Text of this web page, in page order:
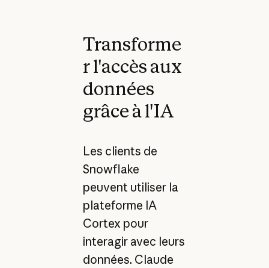
Transforme
r l'accès aux
données
grâce à l'IA
Les clients de
Snowflake
peuvent utiliser la
plateforme IA
Cortex pour
interagir avec leurs
données. Claude